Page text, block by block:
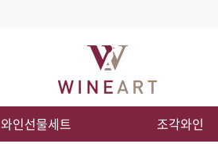
와인선물세트 조각와인